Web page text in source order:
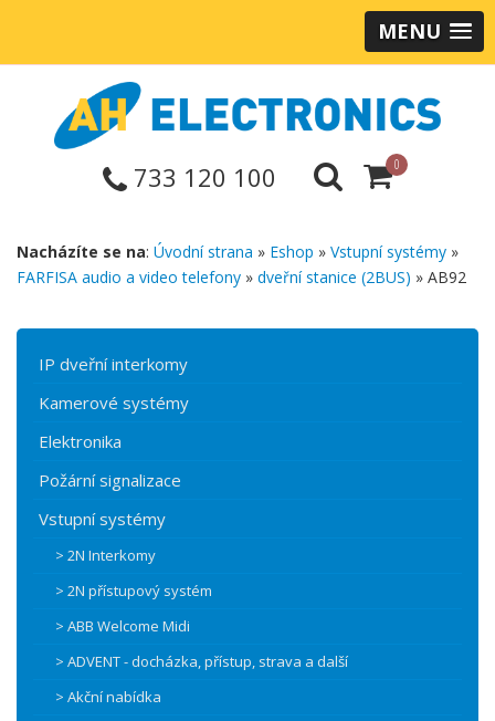
MENU
733 120 100 0
Nacházíte se na: Úvodní strana » Eshop » Vstupní systémy »
FARFISA audio a video telefony » dveřní stanice (2BUS) » AB92
IP dveřní interkomy
Kamerové systémy
Elektronika
Požární signalizace
Vstupní systémy
> 2N Interkomy
> 2N přístupový systém
> ABB Welcome Midi
> ADVENT - docházka, přístup, strava a další
> Akční nabídka